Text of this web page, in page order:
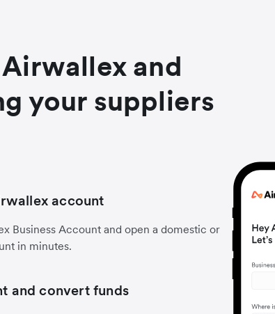
and
your suppliers
account
Business Account and open a domestic or
in minutes.
and convert funds